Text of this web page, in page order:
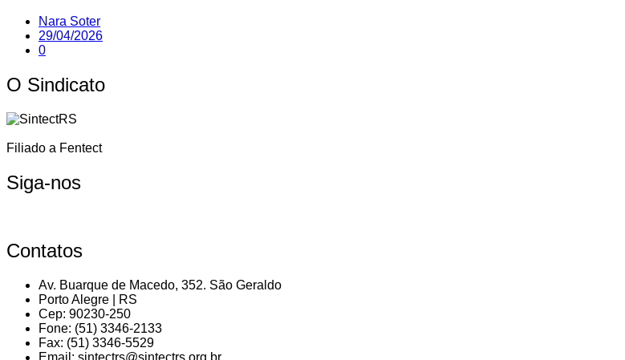
Nara Soter
29/04/2026
0
O Sindicato
Filiado a Fentect
Siga-nos
Contatos
Av. Buarque de Macedo, 352. São Geraldo
Porto Alegre | RS
Cep: 90230-250
Fone: (51) 3346-2133
Fax: (51) 3346-5529